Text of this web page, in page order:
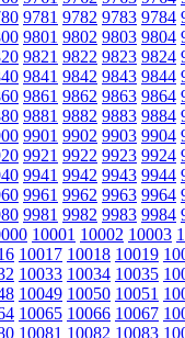
9781 9782 9783 9784
9801 9802 9803 9804
9821 9822 9823 9824
9841 9842 9843 9844
9861 9862 9863 9864
9881 9882 9883 9884
9901 9902 9903 9904
9921 9922 9923 9924
9941 9942 9943 9944
9961 9962 9963 9964
9981 9982 9983 9984
10001 10002 10003
10017 10018 10019
10033 10034 10035
10049 10050 10051
10065 10066 10067
10081 10082 10083